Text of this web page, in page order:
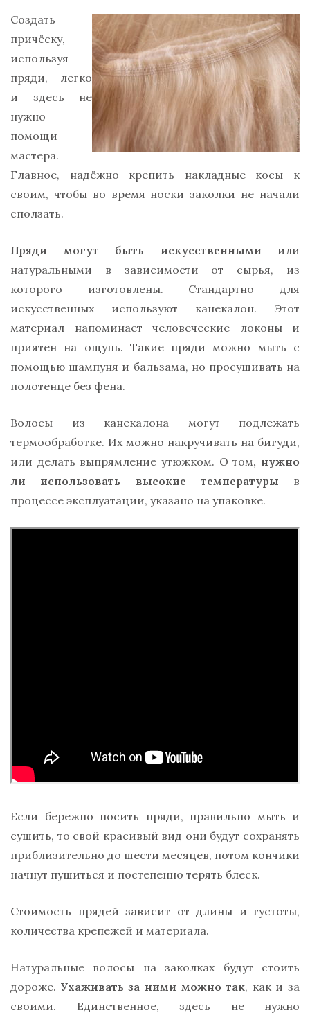
Создать
причёску,
используя
пряди, легко
и здесь не
нужно
помощи
мастера.
Главное, надёжно крепить накладные косы к
своим, чтобы во время носки заколки не начали
сползать.
Пряди могут быть искусственными или
натуральными в зависимости от сырья, из
которого изготовлены. Стандартно для
искусственных используют канекалон. Этот
материал напоминает человеческие локоны и
приятен на ощупь. Такие пряди можно мыть с
помощью шампуня и бальзама, но просушивать на
полотенце без фена.
Волосы из канекалона могут подлежать
термообработке. Их можно накручивать на бигуди,
или делать выпрямление утюжком. О том, нужно
ли использовать высокие температуры в
процессе эксплуатации, указано на упаковке.
Если бережно носить пряди, правильно мыть и
сушить, то свой красивый вид они будут сохранять
приблизительно до шести месяцев, потом кончики
начнут пушиться и постепенно терять блеск.
Стоимость прядей зависит от длины и густоты,
количества крепежей и материала.
Натуральные волосы на заколках будут стоить
дороже. Ухаживать за ними можно так, как и за
своими. Единственное, здесь не нужно